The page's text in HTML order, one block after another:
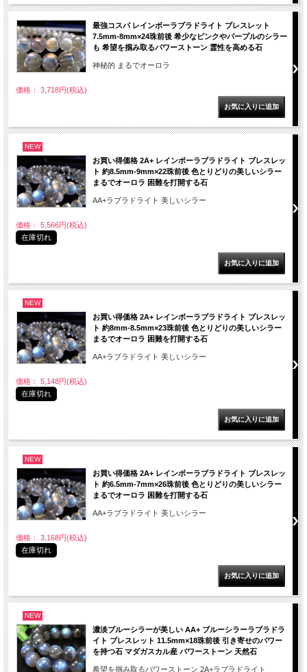
最強コスパ レインボーラブラドライト ブレスレット
7.5mm-8mm×24珠前後 希少なピンクやパープルのシラー
も 希望を掴み取るパワーストーン 霊性を高める石
神秘的 まるでオーロラ
価格： 3,718円(税込)
NEW
お買い得価格 2A+ レインボーラブラドライト ブレスレッ
ト 約8.5mm-9mm×22珠前後 色とりどりの美しいシラー
まるでオーロラ 困難を打開する石
AA+ラブラドライト 美しいシラー
価格： 5,566円(税込)
在庫切れ
NEW
お買い得価格 2A+ レインボーラブラドライト ブレスレッ
ト 約8mm-8.5mm×23珠前後 色とりどりの美しいシラー
まるでオーロラ 困難を打開する石
AA+ラブラドライト 美しいシラー
価格： 5,148円(税込)
在庫切れ
NEW
お買い得価格 2A+ レインボーラブラドライト ブレスレッ
ト 約6.5mm-7mm×26珠前後 色とりどりの美しいシラー
まるでオーロラ 困難を打開する石
AA+ラブラドライト 美しいシラー
価格： 3,168円(税込)
在庫切れ
NEW
濃淡ブルーシラーが美しい AA+ ブルーシラーラブラドラ
イト ブレスレット 11.5mm×18珠前後 引き寄せのパワー
を持つ石 マダガスカル産 パワーストーン 天然石
希望を掴み取るパワーストーン 2A+ラブラドライト